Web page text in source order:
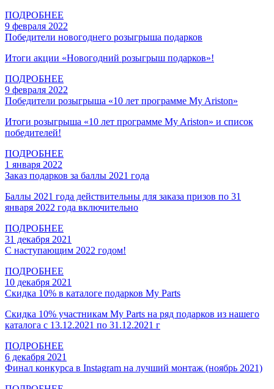
ПОДРОБНЕЕ
9 февраля 2022
Победители новогоднего розыгрыша подарков
Итоги акции «Новогодний розыгрыш подарков»!
ПОДРОБНЕЕ
9 февраля 2022
Победители розыгрыша «10 лет программе My Ariston»
Итоги розыгрыша «10 лет программе My Ariston» и список
победителей!
ПОДРОБНЕЕ
1 января 2022
Заказ подарков за баллы 2021 года
Баллы 2021 года действительны для заказа призов по 31
января 2022 года включительно
ПОДРОБНЕЕ
31 декабря 2021
С наступающим 2022 годом!
ПОДРОБНЕЕ
10 декабря 2021
Скидка 10% в каталоге подарков My Parts
Скидка 10% участникам My Parts на ряд подарков из нашего
каталога с 13.12.2021 по 31.12.2021 г
ПОДРОБНЕЕ
6 декабря 2021
Финал конкурса в Instagram на лучший монтаж (ноябрь 2021)